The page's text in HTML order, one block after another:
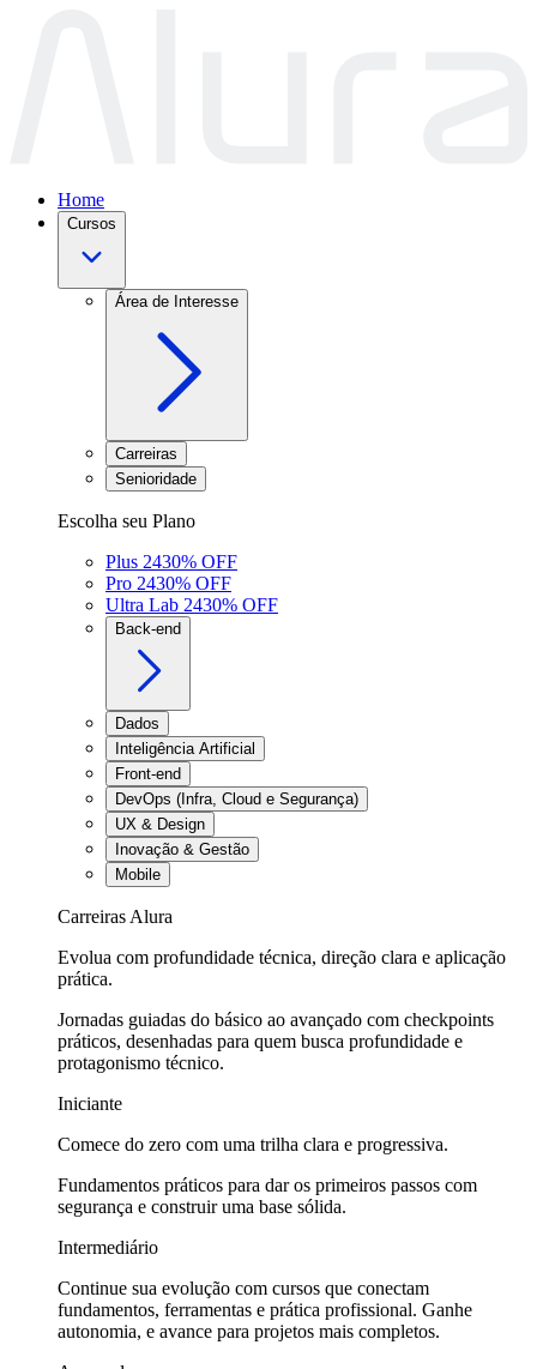
Home
Cursos
Área de Interesse
Carreiras
Senioridade
Escolha seu Plano
Plus 2430% OFF
Pro 2430% OFF
Ultra Lab 2430% OFF
Back-end
Dados
Inteligência Artificial
Front-end
DevOps (Infra, Cloud e Segurança)
UX & Design
Inovação & Gestão
Mobile
Carreiras Alura
Evolua com profundidade técnica, direção clara e aplicação
prática.
Jornadas guiadas do básico ao avançado com checkpoints
práticos, desenhadas para quem busca profundidade e
protagonismo técnico.
Iniciante
Comece do zero com uma trilha clara e progressiva.
Fundamentos práticos para dar os primeiros passos com
segurança e construir uma base sólida.
Intermediário
Continue sua evolução com cursos que conectam
fundamentos, ferramentas e prática profissional. Ganhe
autonomia, e avance para projetos mais completos.